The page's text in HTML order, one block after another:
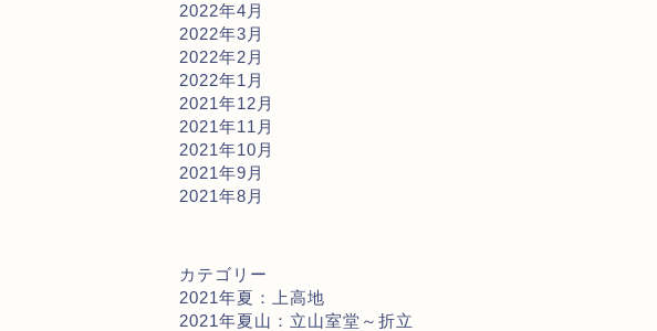
2022年4月
2022年3月
2022年2月
2022年1月
2021年12月
2021年11月
2021年10月
2021年9月
2021年8月
カテゴリー
2021年夏：上高地
2021年夏山：立山室堂～折立